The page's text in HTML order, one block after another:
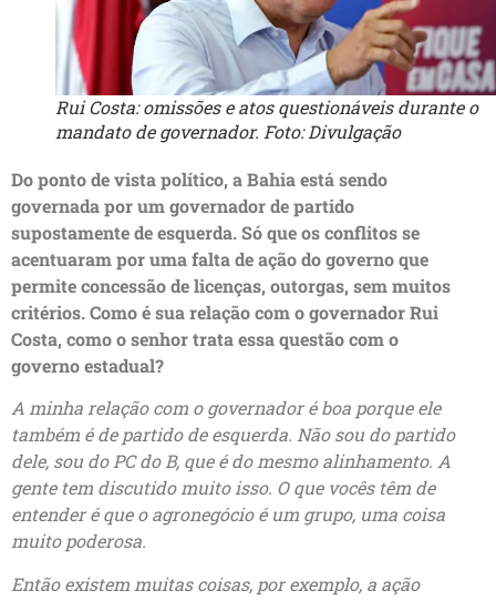
Rui Costa: omissões e atos questionáveis durante o
mandato de governador. Foto: Divulgação
Do ponto de vista político, a Bahia está sendo
governada por um governador de partido
supostamente de esquerda. Só que os conflitos se
acentuaram por uma falta de ação do governo que
permite concessão de licenças, outorgas, sem muitos
critérios. Como é sua relação com o governador Rui
Costa, como o senhor trata essa questão com o
governo estadual?
A minha relação com o governador é boa porque ele
também é de partido de esquerda. Não sou do partido
dele, sou do PC do B, que é do mesmo alinhamento. A
gente tem discutido muito isso. O que vocês têm de
entender é que o agronegócio é um grupo, uma coisa
muito poderosa.
Então existem muitas coisas, por exemplo, a ação